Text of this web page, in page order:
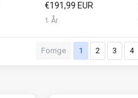
€191,99 EUR
1 År
Forrige 1 2 3 4